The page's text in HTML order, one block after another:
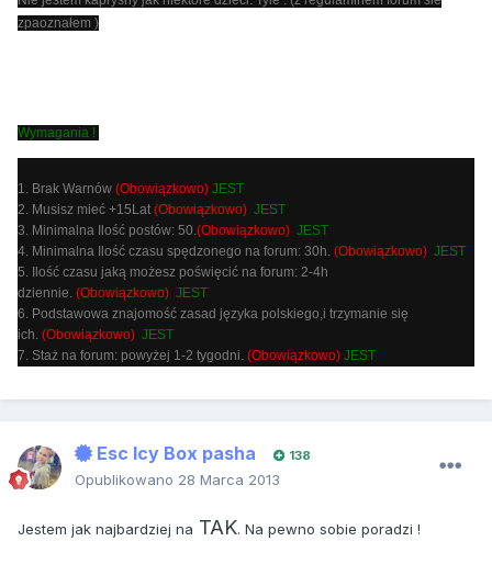
zpaoznałem )
Wymagania !
1. Brak Warnów (Obowiązkowo) JEST
2. Musisz mieć +15Lat (Obowiązkowo) JEST
3. Minimalna Ilość postów: 50.(Obowiązkowo) JEST
4. Minimalna Ilość czasu spędzonego na forum: 30h. (Obowiązkowo) JEST
5. Ilość czasu jaką możesz poświęcić na forum: 2-4h
dziennie. (Obowiązkowo) JEST
6. Podstawowa znajomość zasad języka polskiego,i trzymanie się
ich. (Obowiązkowo) JEST
7. Staż na forum: powyżej 1-2 tygodni. (Obowiązkowo) JEST
Esc Icy Box pasha 138
Opublikowano 28 Marca 2013
Jestem jak najbardziej na TAK. Na pewno sobie poradzi !